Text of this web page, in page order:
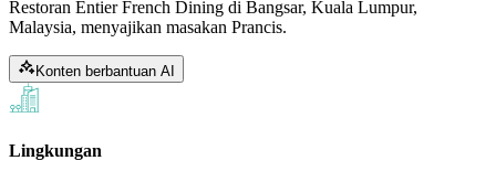
Restoran Entier French Dining di Bangsar, Kuala Lumpur,
Malaysia, menyajikan masakan Prancis.
Konten berbantuan AI
Lingkungan